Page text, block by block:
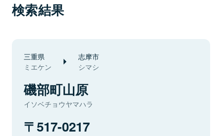
検索結果
三重県
ミエケン
志摩市
シマシ
磯部町山原
イソベチョウヤマハラ
517-0217